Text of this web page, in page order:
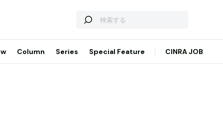
Column Series Special Feature CINRA JOB